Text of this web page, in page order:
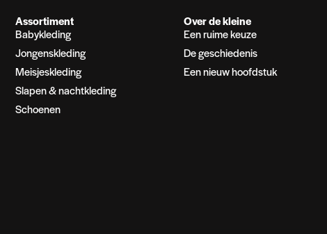
Assortiment
Babykleding
Jongenskleding
Meisjeskleding
Slapen & nachtkleding
Schoenen
Over de kleine
Een ruime keuze
De geschiedenis
Een nieuw hoofdstuk